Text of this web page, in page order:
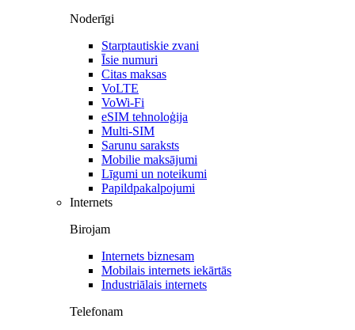
Noderīgi
Starptautiskie zvani
Īsie numuri
Citas maksas
VoLTE
VoWi-Fi
eSIM tehnoloģija
Multi-SIM
Sarunu saraksts
Mobilie maksājumi
Līgumi un noteikumi
Papildpakalpojumi
Internets
Birojam
Internets biznesam
Mobilais internets iekārtās
Industriālais internets
Telefonam